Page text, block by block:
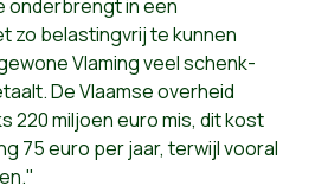
in een
zo belastingvrij te kunnen
Vlaming veel schenk-
De Vlaamse overheid
220 miljoen euro mis, dit kost
75 euro per jaar, terwijl vooral